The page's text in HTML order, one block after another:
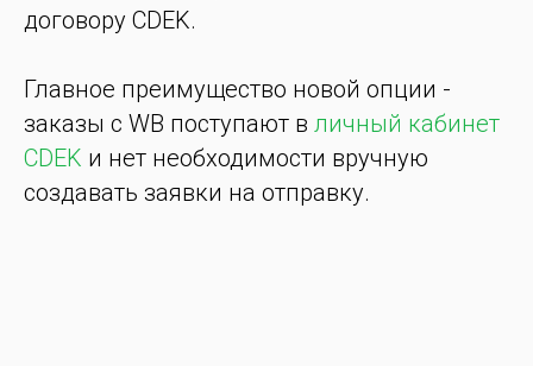
договору CDEK.
Главное преимущество новой опции -
заказы с WB поступают в личный кабинет
CDEK и нет необходимости вручную
создавать заявки на отправку.